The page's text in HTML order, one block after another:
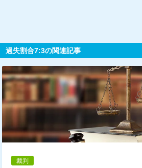
過失割合7:3の関連記事
裁判